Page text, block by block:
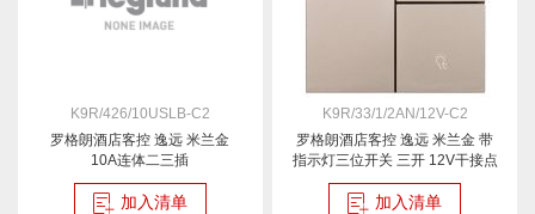
K9R/426/10USLB-C2
罗格朗酒店客控 逸远 米兰金
10A连体二三插
加入清单
K9R/33/1/2AN/12V-C2
罗格朗酒店客控 逸远 米兰金 带
指示灯三位开关 三开 12V干接点
加入清单